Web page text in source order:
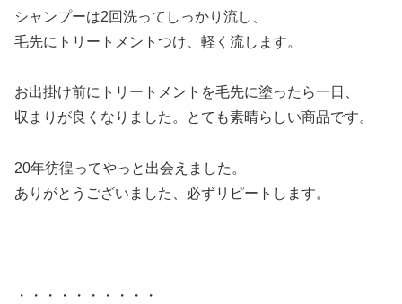
シャンプーは2回洗ってしっかり流し、
毛先にトリートメントつけ、軽く流します。
お出掛け前にトリートメントを毛先に塗ったら一日、
収まりが良くなりました。とても素晴らしい商品です。
20年彷徨ってやっと出会えました。
ありがとうございました、必ずリピートします。
・・・・・・・・・・